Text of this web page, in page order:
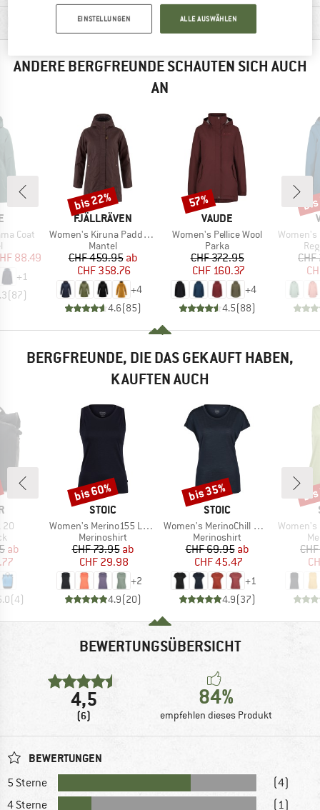
PRODUKTBESCHREIBUNG
ANDERE BERGFREUNDE SCHAUTEN SICH AUCH
AN
Coat
Preis
88.49
+1
(87)
MARKE
FJÄLLRÄVEN
Artikel
Women's Kiruna Padded Parka
Produktgruppe
Mantel
Preis
CHF 459.95reduzierter Preis
ab
CHF 358.76
+4
4.6(85)
Rabatt
bis 22%
MARKE
VAUDE
Artikel
Women's Pellice Wool
Produktgruppe
Parka
Preis
CHF 372.95reduzierter Preis
CHF 160.37
+4
4.5(88)
Rabatt
57%
Artikel
Women's
BERGFREUNDE, DIE DAS GEKAUFT HABEN,
KAUFTEN AUCH
20
Preis
ab
(4)
MARKE
STOIC
Artikel
Women's Merino155 LaholmSt. Tank
Produktgruppe
Merinoshirt
Preis
CHF 73.95reduzierter Preis
ab
CHF 29.98
+2
4.9(20)
Rabatt
bis 60%
MARKE
STOIC
Artikel
Women's MerinoChill MMXX. Göteborg Loose Tee
Produktgruppe
Merinoshirt
Preis
CHF 69.95reduzierter Preis
ab
CHF 45.47
+1
4.9(37)
Rabatt
bis 35%
Artikel
Women's
BEWERTUNGSÜBERSICHT
4,5
(6)
84%
empfehlen dieses Produkt
BEWERTUNGEN
5 Sterne
(4)
4 Sterne
(1)
EINSTELLUNGEN ALLE AUSWÄHLEN